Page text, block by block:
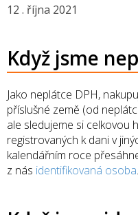
12 . října 2021
Když jsme
Jako neplátce DPH,
příslušné země (od
ale sledujeme si celkovou
registrovaných k dani v
kalendářním roce
z nás identifikovaná osoba.